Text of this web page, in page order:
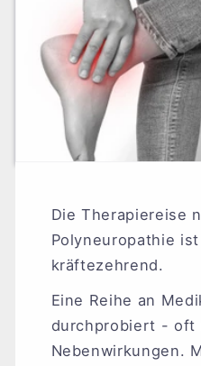
Die Therapiereise
Polyneuropathie
kräftezehrend.
Eine Reihe an
durchprobiert - oft
Nebenwirkungen.